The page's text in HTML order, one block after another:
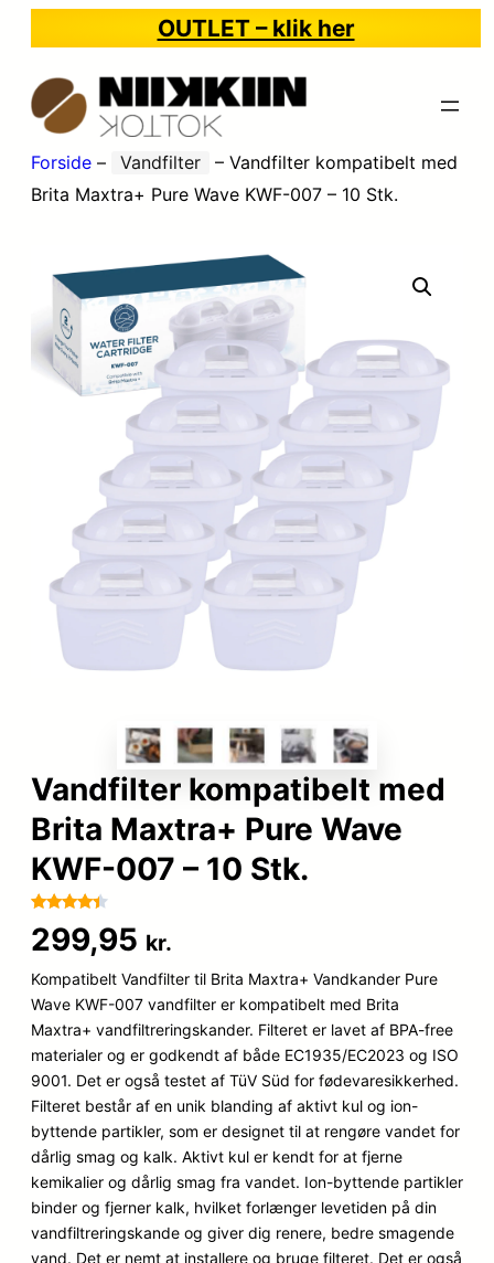
OUTLET – klik her
Forside – Vandfilter – Vandfilter kompatibelt med
Brita Maxtra+ Pure Wave KWF-007 – 10 Stk.
Vandfilter kompatibelt med
Brita Maxtra+ Pure Wave
KWF-007 – 10 Stk.
som4.3
ud af 5
baseret
kundebedø
mmelser
299,95 kr.
Kompatibelt Vandfilter til Brita Maxtra+ Vandkander Pure
Wave KWF-007 vandfilter er kompatibelt med Brita
Maxtra+ vandfiltreringskander. Filteret er lavet af BPA-free
materialer og er godkendt af både EC1935/EC2023 og ISO
9001. Det er også testet af TüV Süd for fødevaresikkerhed.
Filteret består af en unik blanding af aktivt kul og ion-
byttende partikler, som er designet til at rengøre vandet for
dårlig smag og kalk. Aktivt kul er kendt for at fjerne
kemikalier og dårlig smag fra vandet. Ion-byttende partikler
binder og fjerner kalk, hvilket forlænger levetiden på din
vandfiltreringskande og giver dig renere, bedre smagende
vand. Det er nemt at installere og bruge filteret. Det er også